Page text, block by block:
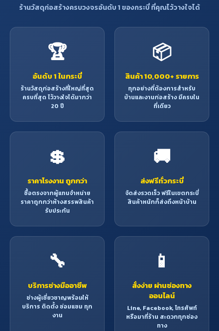
ร้านวัสดุก่อสร้างครบวงจรอันดับ 1 ของกระบี่ ที่คุณไว้วางใจได้
🏆
อันดับ 1 ในกระบี่
ร้านวัสดุก่อสร้างที่ใหญ่ที่สุด
ครบที่สุด ไว้วางใจได้มากว่า
20 ปี
📦
สินค้า 10,000+ รายการ
ทุกอย่างที่ต้องการสำหรับ
บ้านและงานก่อสร้าง มีครบใน
ที่เดียว
💲
ราคาโรงงาน ถูกกว่า
ซื้อตรงจากผู้แทนจำหน่าย
ราคาถูกกว่าห้างสรรพสินค้า
รับประกัน
🚚
ส่งฟรีทั่วกระบี่
จัดส่งรวดเร็ว ฟรีในเขตกระบี่
สินค้าหนักก็ส่งถึงหน้าบ้าน
🔧
บริการช่างมืออาชีพ
ช่างผู้เชี่ยวชาญพร้อมให้
บริการ ติดตั้ง ซ่อมแซม ทุก
งาน
📱
สั่งง่าย ผ่านช่องทาง
ออนไลน์
Line, Facebook, โทรศัพท์
หรือมาที่ร้าน สะดวกทุกช่อง
ทาง